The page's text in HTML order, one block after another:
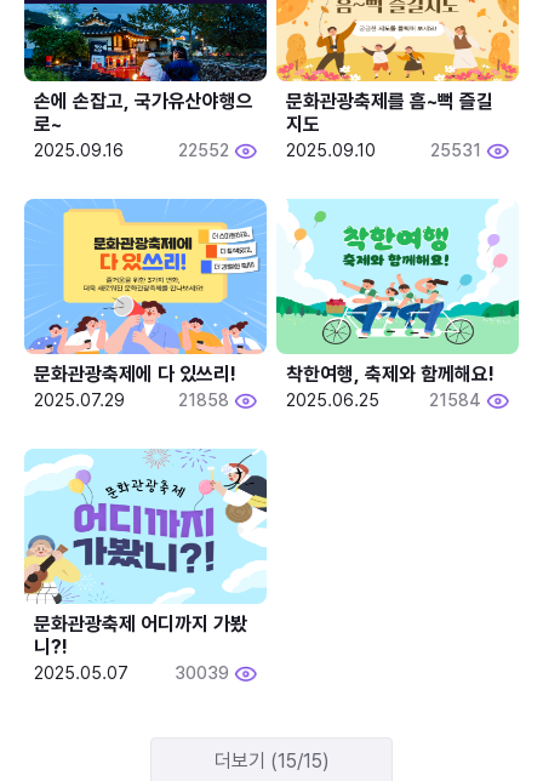
손에 손잡고, 국가유산야행으
로~
2025.09.16 22552
문화관광축제를 흠~뻑 즐길
지도
2025.09.10 25531
문화관광축제에 다 있쓰리!
2025.07.29 21858
착한여행, 축제와 함께해요!
2025.06.25 21584
문화관광축제 어디까지 가봤
니?!
2025.05.07 30039
더보기 (15/15)